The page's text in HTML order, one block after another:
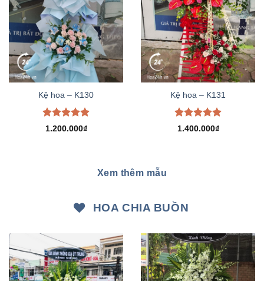
Kệ hoa – K130
Được xếp
1.200.000₫
Kệ hoa – K131
Được xếp
1.400.000₫
Xem thêm mẫu
HOA CHIA BUỒN